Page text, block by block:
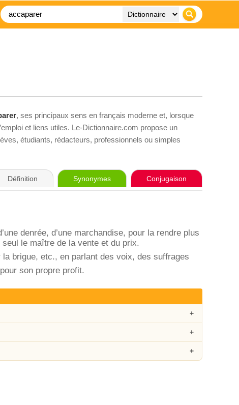
, ses principaux sens en français moderne et, lorsque
et liens utiles. Le-Dictionnaire.com propose un
étudiants, rédacteurs, professionnels ou simples
Définition Synonymes Conjugaison
denrée, d’une marchandise, pour la rendre plus
le maître de la vente et du prix.
brigue, etc., en parlant des voix, des suffrages
son propre profit.